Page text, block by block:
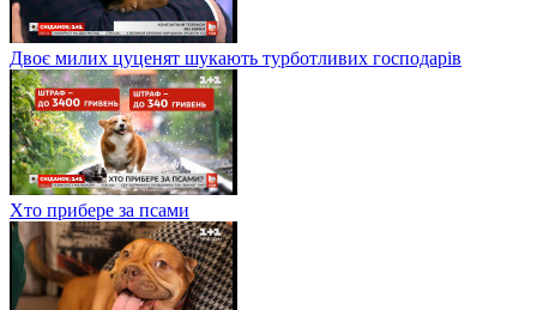
Двоє милих цуценят шукають турботливих господарів
Хто прибере за псами